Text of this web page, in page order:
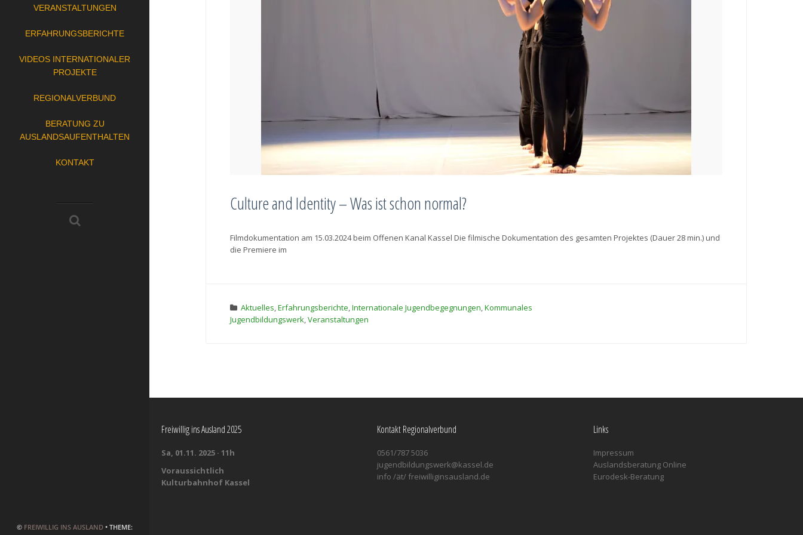
© FREIWILLIG INS AUSLAND • THEME:
VERANSTALTUNGEN
ERFAHRUNGSBERICHTE
VIDEOS INTERNATIONALER
PROJEKTE
REGIONALVERBUND
BERATUNG ZU
AUSLANDSAUFENTHALTEN
KONTAKT
Culture and Identity – Was ist schon normal?
Filmdokumentation am 15.03.2024 beim Offenen Kanal Kassel Die filmische Dokumentation des gesamten Projektes (Dauer 28 min.) und
die Premiere im
Aktuelles Erfahrungsberichte Internationale Jugendbegegnungen Kommunales
Jugendbildungswerk Veranstaltungen
Freiwillig ins Ausland 2025
Sa, 01.11. 2025 · 11h
Voraussichtlich
Kulturbahnhof Kassel
Kontakt Regionalverbund
0561/787 5036
jugendbildungswerk@kassel.de
info /ät/ freiwilliginsausland.de
Links
Impressum
Auslandsberatung Online
Eurodesk-Beratung